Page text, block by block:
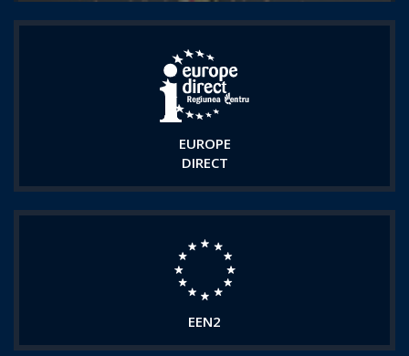
EUROPE
DIRECT
EEN2